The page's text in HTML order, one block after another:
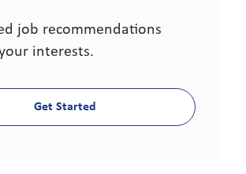
job recommendations
interests.
Get Started